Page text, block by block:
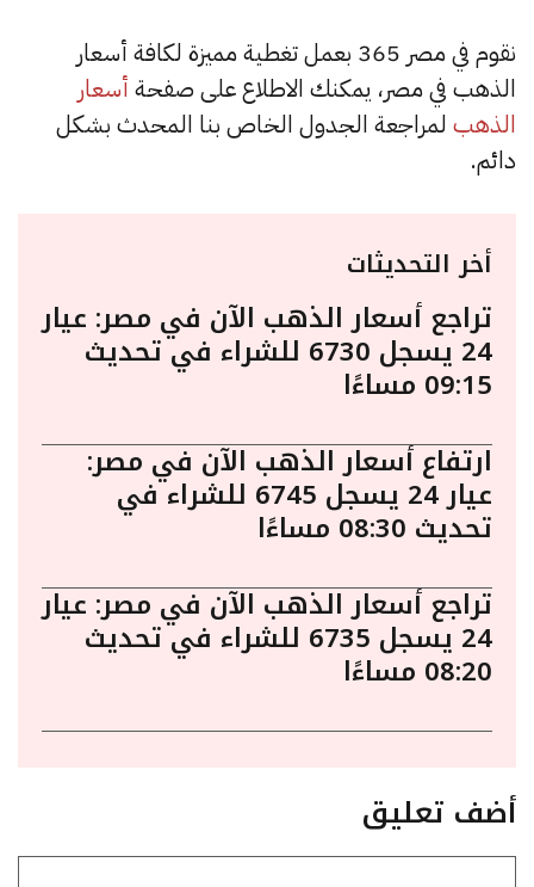
نقوم في مصر 365 بعمل تغطية مميزة لكافة أسعار
الذهب في مصر، يمكنك الاطلاع على صفحة أسعار
الذهب لمراجعة الجدول الخاص بنا المحدث بشكل
دائم.
أخر التحديثات
تراجع أسعار الذهب الآن في مصر: عيار
24 يسجل 6730 للشراء في تحديث
09:15 مساءًا
ارتفاع أسعار الذهب الآن في مصر:
عيار 24 يسجل 6745 للشراء في
تحديث 08:30 مساءًا
تراجع أسعار الذهب الآن في مصر: عيار
24 يسجل 6735 للشراء في تحديث
08:20 مساءًا
أضف تعليق